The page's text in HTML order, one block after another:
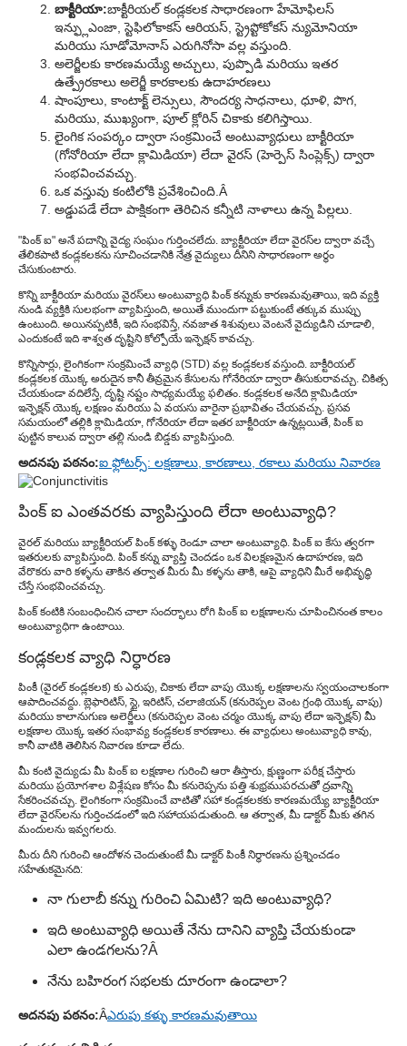
బాక్టీరియా:బాక్టీరియల్ కండ్లకలక సాధారణంగా హేమోఫిలస్
ఇన్ఫ్లుఎంజా, స్టెఫిలోకాకస్ ఆరియస్, స్ట్రెప్టోకోకస్ న్యుమోనియా
మరియు సూడోమోనాస్ ఎరుగినోసా వల్ల వస్తుంది.
అలెర్జీలకు కారణమయ్యే అచ్చులు, పుప్పొడి మరియు ఇతర
ఉత్ప్రేరకాలు అలెర్జీ కారకాలకు ఉదాహరణలు
షాంపూలు, కాంటాక్ట్ లెన్సులు, సౌందర్య సాధనాలు, ధూళి, పొగ,
మరియు, ముఖ్యంగా, పూల్ క్లోరిన్ చికాకు కలిగిస్తాయి.
లైంగిక సంపర్కం ద్వారా సంక్రమించే అంటువ్యాధులు బాక్టీరియా
(గోనోరియా లేదా క్లామిడియా) లేదా వైరస్ (హెర్పెస్ సింప్లెక్స్) ద్వారా
సంభవించవచ్చు.
ఒక వస్తువు కంటిలోకి ప్రవేశించింది.Â
అడ్డుపడే లేదా పాక్షికంగా తెరిచిన కన్నీటి నాళాలు ఉన్న పిల్లలు.
"పింక్ ఐ" అనే పదాన్ని వైద్య సంఘం గుర్తించలేదు. బ్యాక్టీరియా లేదా వైరస్‌ల ద్వారా వచ్చే
తేలికపాటి కండ్లకలకను సూచించడానికి నేత్ర వైద్యులు దీనిని సాధారణంగా అర్థం
చేసుకుంటారు.
కొన్ని బాక్టీరియా మరియు వైరస్‌లు అంటువ్యాధి పింక్ కన్నుకు కారణమవుతాయి, ఇది వ్యక్తి
నుండి వ్యక్తికి సులభంగా వ్యాపిస్తుంది, అయితే ముందుగా పట్టుకుంటే తక్కువ ముప్పు
ఉంటుంది. అయినప్పటికీ, ఇది సంభవిస్తే, నవజాత శిశువులు వెంటనే వైద్యుడిని చూడాలి,
ఎందుకంటే ఇది శాశ్వత దృష్టిని కోల్పోయే ఇన్ఫెక్షన్ కావచ్చు.
కొన్నిసార్లు, లైంగికంగా సంక్రమించే వ్యాధి (STD) వల్ల కండ్లకలక వస్తుంది. బాక్టీరియల్
కండ్లకలక యొక్క అరుదైన కానీ తీవ్రమైన కేసులను గోనేరియా ద్వారా తీసుకురావచ్చు. చికిత్స
చేయకుండా వదిలేస్తే, దృష్టి నష్టం సాధ్యమయ్యే ఫలితం. కండ్లకలక అనేది క్లామిడియా
ఇన్ఫెక్షన్ యొక్క లక్షణం మరియు ఏ వయసు వారైనా ప్రభావితం చేయవచ్చు. ప్రసవ
సమయంలో తల్లికి క్లామిడియా, గోనేరియా లేదా ఇతర బాక్టీరియా ఉన్నట్లయితే, పింక్ ఐ
పుట్టిన కాలువ ద్వారా తల్లి నుండి బిడ్డకు వ్యాపిస్తుంది.
అదనపు పఠనం:ఐ ఫ్లోటర్స్: లక్షణాలు, కారణాలు, రకాలు మరియు నివారణ
పింక్ ఐ ఎంతవరకు వ్యాపిస్తుంది లేదా అంటువ్యాధి?
వైరల్ మరియు బ్యాక్టీరియల్ పింక్ కళ్ళు రెండూ చాలా అంటువ్యాధి. పింక్ ఐ కేసు త్వరగా
ఇతరులకు వ్యాపిస్తుంది. పింక్ కన్ను వ్యాప్తి చెందడం ఒక విలక్షణమైన ఉదాహరణ, ఇది
వేరొకరు వారి కళ్ళను తాకిన తర్వాత మీరు మీ కళ్ళను తాకి, ఆపై వ్యాధిని మీరే అభివృద్ధి
చేస్తే సంభవించవచ్చు.
పింక్ కంటికి సంబంధించిన చాలా సందర్భాలు రోగి పింక్ ఐ లక్షణాలను చూపించినంత కాలం
అంటువ్యాధిగా ఉంటాయి.
కండ్లకలక వ్యాధి నిర్ధారణ
పింకీ (వైరల్ కండ్లకలక) కు ఎరుపు, చికాకు లేదా వాపు యొక్క లక్షణాలను స్వయంచాలకంగా
ఆపాదించవద్దు. బ్లెఫారిటిస్, స్టై, ఇరిటిస్, చలాజియన్ (కనురెప్పల వెంట గ్రంథి యొక్క వాపు)
మరియు కాలానుగుణ అలెర్జీలు (కనురెప్పల వెంట చర్మం యొక్క వాపు లేదా ఇన్ఫెక్షన్) మీ
లక్షణాల యొక్క ఇతర సంభావ్య కండ్లకలక కారణాలు. ఈ వ్యాధులు అంటువ్యాధి కావు,
కానీ వాటికి తెలిసిన నివారణ కూడా లేదు.
మీ కంటి వైద్యుడు మీ పింక్ ఐ లక్షణాల గురించి ఆరా తీస్తారు, క్షుణ్ణంగా పరీక్ష చేస్తారు
మరియు ప్రయోగశాల విశ్లేషణ కోసం మీ కనురెప్పను పత్తి శుభ్రముపరచుతో ద్రవాన్ని
సేకరించవచ్చు. లైంగికంగా సంక్రమించే వాటితో సహా కండ్లకలకకు కారణమయ్యే బ్యాక్టీరియా
లేదా వైరస్‌లను గుర్తించడంలో ఇది సహాయపడుతుంది. ఆ తర్వాత, మీ డాక్టర్ మీకు తగిన
మందులను ఇవ్వగలరు.
మీరు దీని గురించి ఆందోళన చెందుతుంటే మీ డాక్టర్ పింకీ నిర్ధారణను ప్రశ్నించడం
సహేతుకమైనది:
నా గులాబీ కన్ను గురించి ఏమిటి? ఇది అంటువ్యాధి?
ఇది అంటువ్యాధి అయితే నేను దానిని వ్యాప్తి చేయకుండా
ఎలా ఉండగలను?Â
నేను బహిరంగ సభలకు దూరంగా ఉండాలా?
అదనపు పఠనం:Âఎరుపు కళ్ళు కారణమవుతాయి